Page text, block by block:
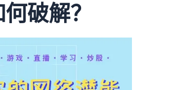
破解？